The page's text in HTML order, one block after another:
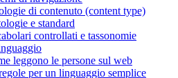
di contenuto (content type)
e standard
controllati e tassonomie
leggono le persone sul web
per un linguaggio semplice